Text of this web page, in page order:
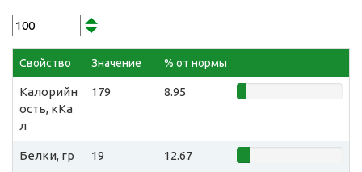
Свойство Значение % от нормы
Калорийн
ость, кКа
л
179 8.95
Белки, гр 19 12.67